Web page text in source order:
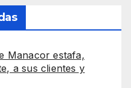
Manacor estafa,
a sus clientes y